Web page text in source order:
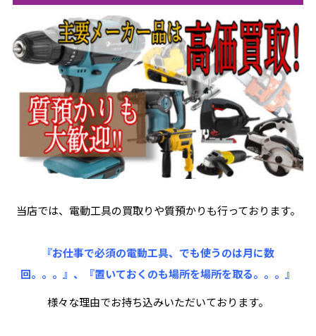
当店では、電動工具の買取りや質預かりも行っております。
『お仕事で必須の電動工具、でも使うのは月に数
回。。。』、『置いておくのも場所を場所を取る。。。』
様々な理由でお持ち込みいただいております。